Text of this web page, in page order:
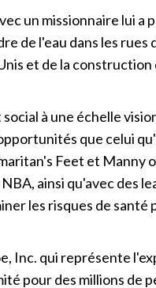
un missionnaire lui a
de l'eau dans les
et de la
à une échelle
que celui
Feet et
ainsi qu'avec des
les risques de santé
Inc. qui représente
pour des millions de